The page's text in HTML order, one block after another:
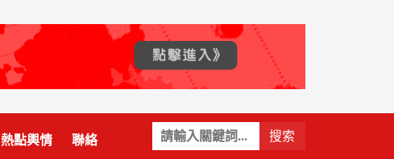
關
鍵
熱點輿情 聯絡